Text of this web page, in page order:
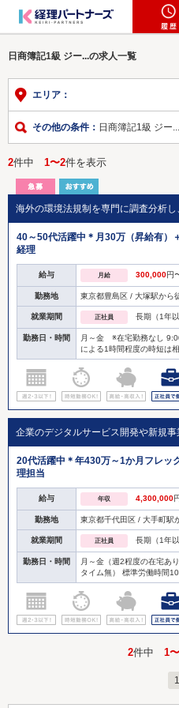
日商簿記1級 ジー...の求人一覧
エリア：
その他の条件： 日商簿記1級 ジー...
2件中 1〜2件を表示
海外の環境法規制を専門に調査分析し
40～50代活躍中＊月30万（昇給有）
経理
給与 月給 300,000円
勤務地 東京都豊島区 / 大塚駅から
就業期間 正社員 長期（1年以
勤務日・時間
月～金 ※在宅勤務なし
による1時間程度の時短は
企業のデジタルサービス開発や新規事
20代活躍中＊年430万～1か月フレッ
理担当
給与 年収 4,300,000
勤務地 東京都千代田区 / 大手町駅
就業期間 正社員 長期（1年以
勤務日・時間
月～金（週2程度の在宅あ
タイム無） 標準労働時間
2件中 1
1